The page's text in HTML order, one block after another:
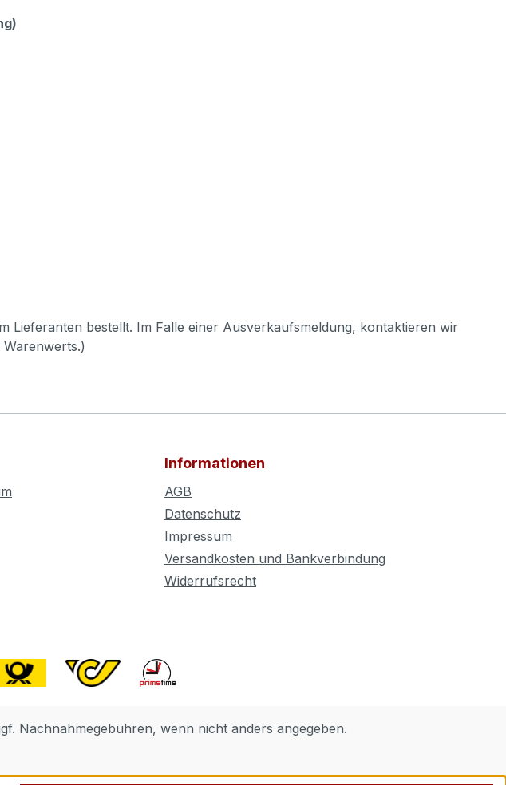
Lieferanten bestellt. Im Falle einer Ausverkaufsmeldung, kontaktieren wir
Informationen
AGB
Datenschutz
Impressum
Versandkosten und Bankverbindung
Widerrufsrecht
Nachnahmegebühren, wenn nicht anders angegeben.